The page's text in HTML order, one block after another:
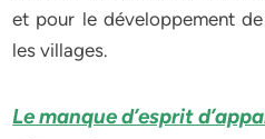
et pour le développement
les villages.
Le manque d’esprit